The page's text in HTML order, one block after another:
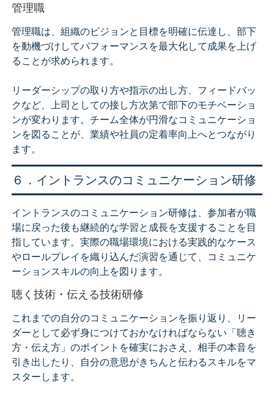
管理職
管理職は、組織のビジョンと目標を明確に伝達し、部下
を動機づけしてパフォーマンスを最大化して成果を上げ
ることが求められます。
リーダーシップの取り方や指示の出し方、フィードバッ
クなど、上司としての接し方次第で部下のモチベーショ
ンが変わります。チーム全体が円滑なコミュニケーショ
ンを図ることが、業績や社員の定着率向上へとつながり
ます。
６．イントランスのコミュニケーション研修
イントランスのコミュニケーション研修は、参加者が職
場に戻った後も継続的な学習と成長を支援することを目
指しています。実際の職場環境における実践的なケース
やロールプレイを織り込んだ演習を通じて、コミュニケ
ーションスキルの向上を図ります。
聴く技術・伝える技術研修
これまでの自分のコミュニケーションを振り返り、リー
ダーとして必ず身につけておかなければならない「聴き
方・伝え方」のポイントを確実におさえ、相手の本音を
引き出したり、自分の意思がきちんと伝わるスキルをマ
スターします。